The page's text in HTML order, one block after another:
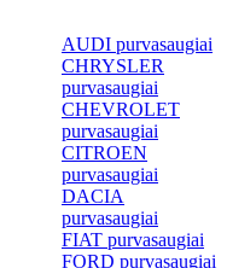
AUDI purvasaugiai
CHRYSLER
purvasaugiai
CHEVROLET
purvasaugiai
CITROEN
purvasaugiai
DACIA
purvasaugiai
FIAT purvasaugiai
FORD purvasaugiai